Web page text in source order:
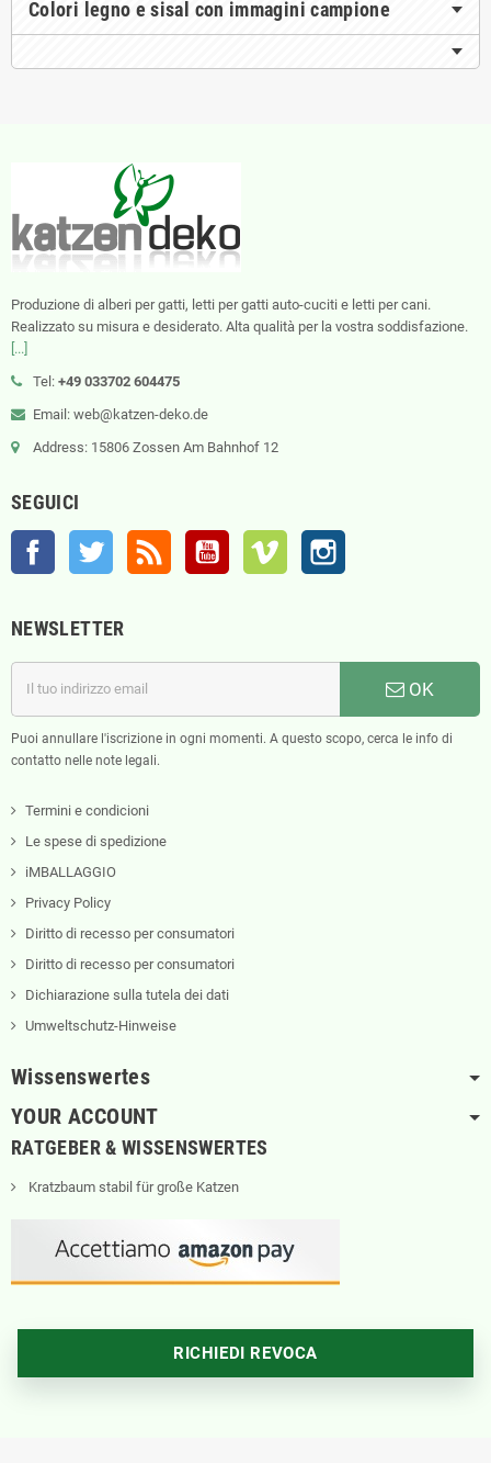
Colori legno e sisal con immagini campione
Produzione di alberi per gatti, letti per gatti auto-cuciti e letti per cani.
Realizzato su misura e desiderato. Alta qualità per la vostra soddisfazione.
[...]
Tel: +49 033702 604475
Email: web@katzen-deko.de
Address: 15806 Zossen Am Bahnhof 12
SEGUICI
Facebook Twitter YouTube Vimeo
NEWSLETTER
OK
Puoi annullare l'iscrizione in ogni momenti. A questo scopo, cerca le info di
contatto nelle note legali.
Termini e condicioni
Le spese di spedizione
iMBALLAGGIO
Privacy Policy
Diritto di recesso per consumatori
Diritto di recesso per consumatori
Dichiarazione sulla tutela dei dati
Umweltschutz-Hinweise
Wissenswertes
YOUR ACCOUNT
RATGEBER & WISSENSWERTES
Kratzbaum stabil für große Katzen
RICHIEDI REVOCA